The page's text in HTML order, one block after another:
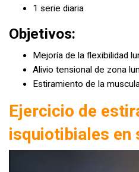
1 serie diaria
Objetivos:
Mejoría de la flexibilidad
Alivio tensional de zona
Estiramiento de la
Ejercicio de
isquiotibiales en